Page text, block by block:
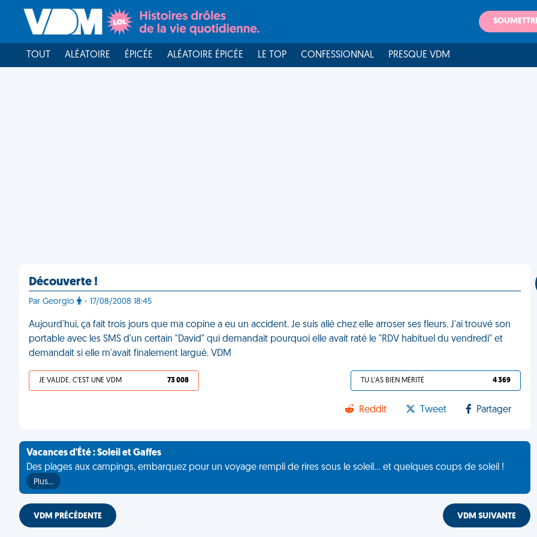
TOUT ALÉATOIRE ÉPICÉE ALÉATOIRE ÉPICÉE LE TOP CONFESSIONNAL PRESQUE VDM
Découverte !
Par Georgio - 17/08/2008 18:45
Aujourd'hui, ça fait trois jours que ma copine a eu un accident. Je suis allé chez elle arroser ses fleurs. J'ai trouvé son
portable avec les SMS d'un certain "David" qui demandait pourquoi elle avait raté le "RDV habituel du vendredi" et
demandait si elle m'avait finalement largué. VDM
JE VALIDE, C'EST UNE VDM 73 008 TU L'AS BIEN MÉRITÉ 4 369
Reddit Tweet Partager
Vacances d'Été : Soleil et Gaffes
Des plages aux campings, embarquez pour un voyage rempli de rires sous le soleil... et quelques coups de soleil !
Plus…
VDM PRÉCÉDENTE VDM SUIVANTE